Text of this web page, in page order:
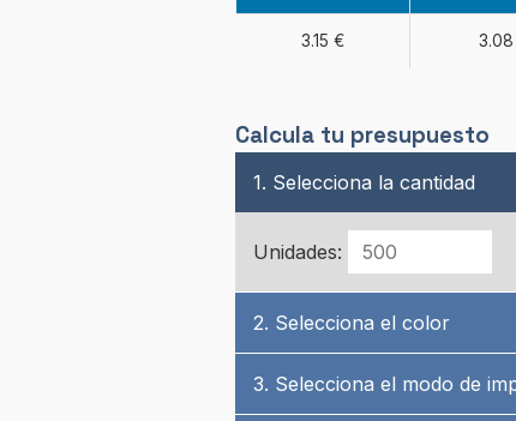
3.15 €
Calcula tu presupuesto
1. Selecciona la cantidad
Unidades:
2. Selecciona el color
3. Selecciona el modo de